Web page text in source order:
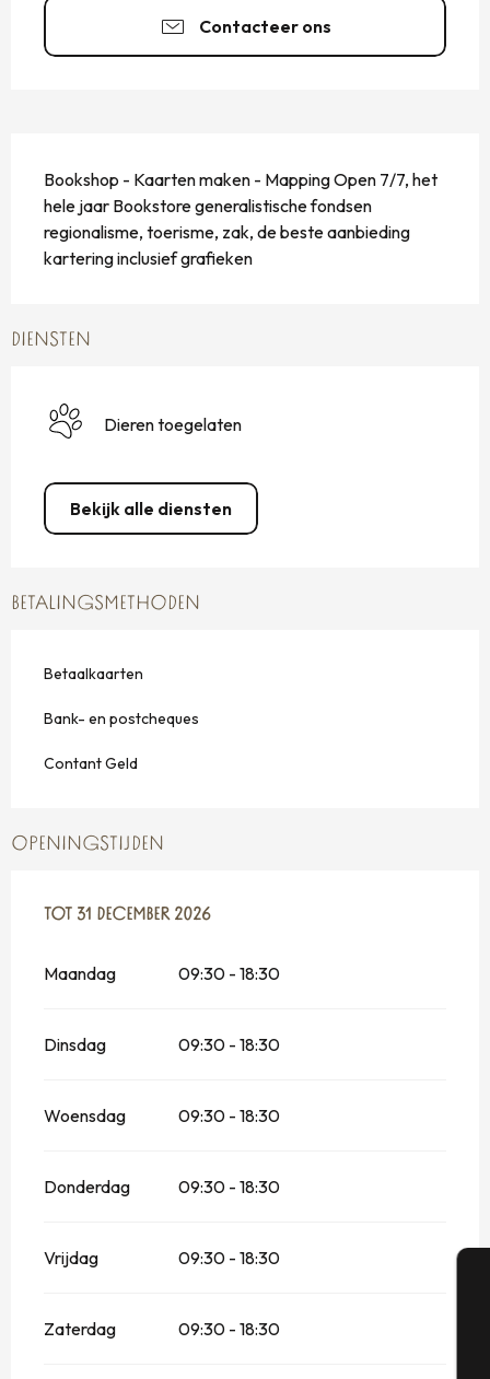
Contacteer ons
Bookshop - Kaarten maken - Mapping Open 7/7, het
hele jaar Bookstore generalistische fondsen
regionalisme, toerisme, zak, de beste aanbieding
kartering inclusief grafieken
DIENSTEN
Dieren toegelaten
Bekijk alle diensten
BETALINGSMETHODEN
Betaalkaarten
Bank- en postcheques
Contant Geld
OPENINGSTIJDEN
VANAF15 JUNI 2026TOT
TOT 31 DECEMBER 2026
Maandag 09:30 - 18:30
Dinsdag 09:30 - 18:30
Woensdag 09:30 - 18:30
Donderdag 09:30 - 18:30
Vrijdag 09:30 - 18:30
Zaterdag 09:30 - 18:30